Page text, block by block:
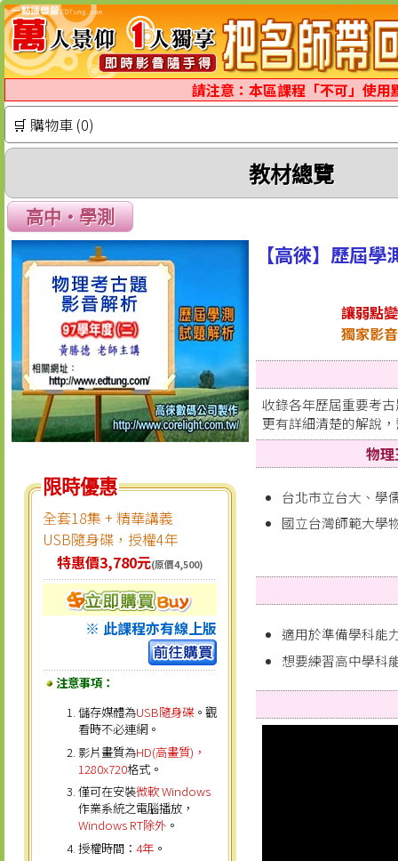
請注意：本區課程「不可」使用
🛒 購物車 (0)
教材總覽
高中‧學測
限時優惠
全套18集 + 精華講義
USB隨身碟，授權4年
特惠價3,780元(原價4,500)
※ 此課程亦有線上版
注意事項：
儲存媒體為USB隨身碟。觀
看時不必連網。
影片畫質為HD(高畫質)，
1280x720格式。
僅可在安裝微軟 Windows
作業系統之電腦播放，
Windows RT除外 。
授權時間：4年 。
【高徠】歷屆
讓弱點
獨家影
收錄各年歷屆重要考
更有詳細清楚的解說
物
台北市立台大、學
國立台灣師範大學
適用於準備學科能
想要練習高中學科